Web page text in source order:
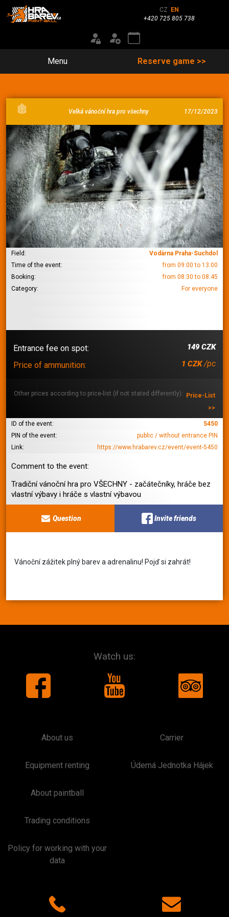
CZ
EN
+420 725 805 738
Menu Reserve game >>
17/12/2023
Velká vánoční hra pro všechny
Field:
Vodárna Praha-Suchdol
Time of the event:
from 09:00 to 13:00
Booking:
from 08:30 to 08:45
Category:
For everyone
Entrance fee on spot: 149 CZK
Price of ammunition: 1 CZK/pc
Other prices according to price-list (if not stated differently):
Price-List
>>
ID of the event:
5450
PIN of the event:
public / without entrance PIN
Link:
https://www.hrabarev.cz/event/event-5450
Comment to the event:
Tradiční vánoční hra pro VŠECHNY - začátečníky, hráče bez
vlastní výbavy i hráče s vlastní výbavou
Question Invite friends
Vánoční zážitek plný barev a adrenalinu! Pojď si zahrát!
Watch us:
About us
Equipment renting
About paintball
Trading conditions
Policy for working with your
data
Carrier
Úderná Jednotka Hájek